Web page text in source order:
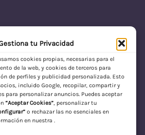
tu Privacidad
cookies propias, necesarias para el
de la web, y cookies de terceros para
de perfiles y publicidad personalizada. Esto
incluido Google, recopilar, compartir y
para personalizar anuncios. Puedes aceptar
“Aceptar Cookies”, personalizar tu
o rechazar las no esenciales en
en nuestra .
| Sexshop Online con Envío